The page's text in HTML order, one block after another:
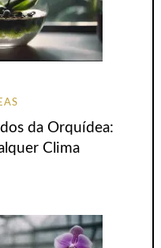
da Orquídea:
Clima